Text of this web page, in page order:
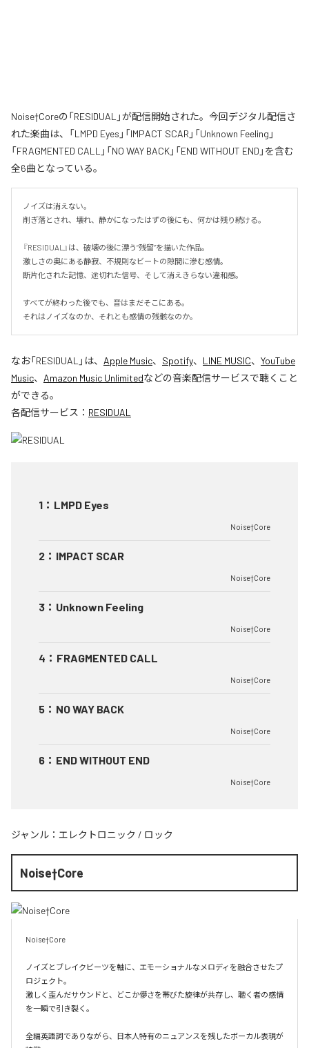
Noise†Coreの「RESIDUAL」が配信開始された。今回デジタル配信さ
れた楽曲は、「LMPD Eyes」「IMPACT SCAR」「Unknown Feeling」
「FRAGMENTED CALL」「NO WAY BACK」「END WITHOUT END」を含む
全6曲となっている。
ノイズは消えない。
削ぎ落とされ、壊れ、静かになったはずの後にも、何かは残り続ける。
『RESIDUAL』は、破壊の後に漂う“残留”を描いた作品。
激しさの奥にある静寂、不規則なビートの隙間に滲む感情。
断片化された記憶、途切れた信号、そして消えきらない違和感。
すべてが終わった後でも、音はまだそこにある。
それはノイズなのか、それとも感情の残骸なのか。
なお「RESIDUAL 」は、 Apple Music、 Spotify、 LINE MUSIC、 YouTube
Music、 Amazon Music Unlimitedなどの音楽配信サービスで聴くこと
ができる。
各配信サービス： RESIDUAL
1 ： LMPD Eyes
Noise†Core
2 ： IMPACT SCAR
Noise†Core
3 ： Unknown Feeling
Noise†Core
4 ： FRAGMENTED CALL
Noise†Core
5 ： NO WAY BACK
Noise†Core
6 ： END WITHOUT END
Noise†Core
ジャンル： エレクトロニック / ロック
Noise†Core
Noise†Core
ノイズとブレイクビーツを軸に、エモーショナルなメロディを融合させたプ
ロジェクト。
激しく歪んだサウンドと、どこか儚さを帯びた旋律が共存し、聴く者の感情
を一瞬で引き裂く。
全編英語詞でありながら、日本人特有のニュアンスを残したボーカル表現が